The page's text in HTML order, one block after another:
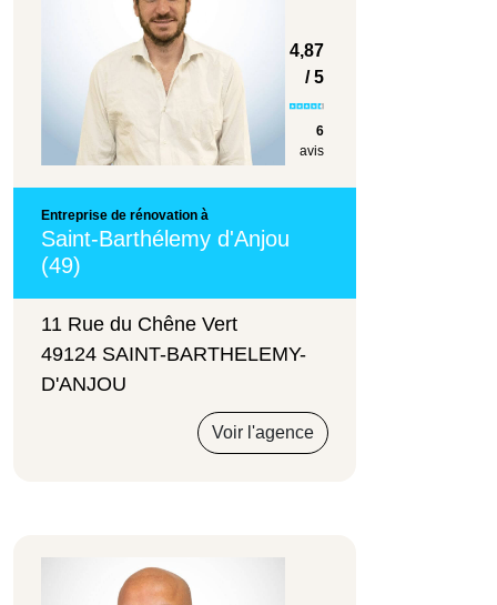
4,87
/ 5
6
avis
Entreprise de rénovation à
Saint-Barthélemy d'Anjou
(49)
11 Rue du Chêne Vert
49124 SAINT-BARTHELEMY-
D'ANJOU
Voir l'agence